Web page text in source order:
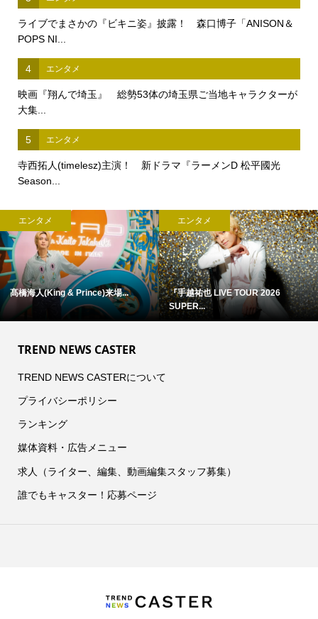
ライブでまさかの『ビキニ姿』披露！ 森口博子「ANISON＆
POPS NI...
4 エンタメ
映画『翔んで埼玉』 総勢53体の埼玉県ご当地キャラクターが
大集...
5 エンタメ
寺西拓人(timelesz)主演！ 新ドラマ『ラーメンD 松平國光
Season...
エンタメ
髙橋海人(King & Prince)来場...
エンタメ
『手越祐也 LIVE TOUR 2026
SUPER...
TREND NEWS CASTER
TREND NEWS CASTERについて
プライバシーポリシー
ランキング
媒体資料・広告メニュー
求人（ライター、編集、動画編集スタッフ募集）
誰でもキャスター！応募ページ